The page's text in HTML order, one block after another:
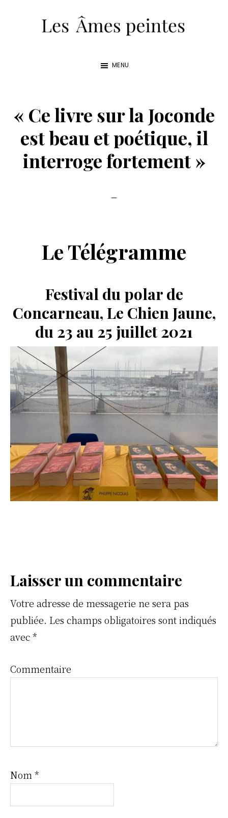
Philippe
Nicolas
MENU
« Ce livre sur la Joconde
est beau et poétique, il
interroge fortement »
Le Télégramme
Festival du polar de
Concarneau, Le Chien Jaune,
du 23 au 25 juillet 2021
Reader
Interactions
Laisser un commentaire
Votre adresse de messagerie ne sera pas
publiée. Les champs obligatoires sont indiqués
avec*
Commentaire
Nom*